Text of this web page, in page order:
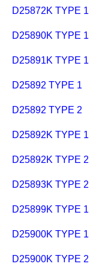
D25872K TYPE 1
D25890K TYPE 1
D25891K TYPE 1
D25892 TYPE 1
D25892 TYPE 2
D25892K TYPE 1
D25892K TYPE 2
D25893K TYPE 2
D25899K TYPE 1
D25900K TYPE 1
D25900K TYPE 2